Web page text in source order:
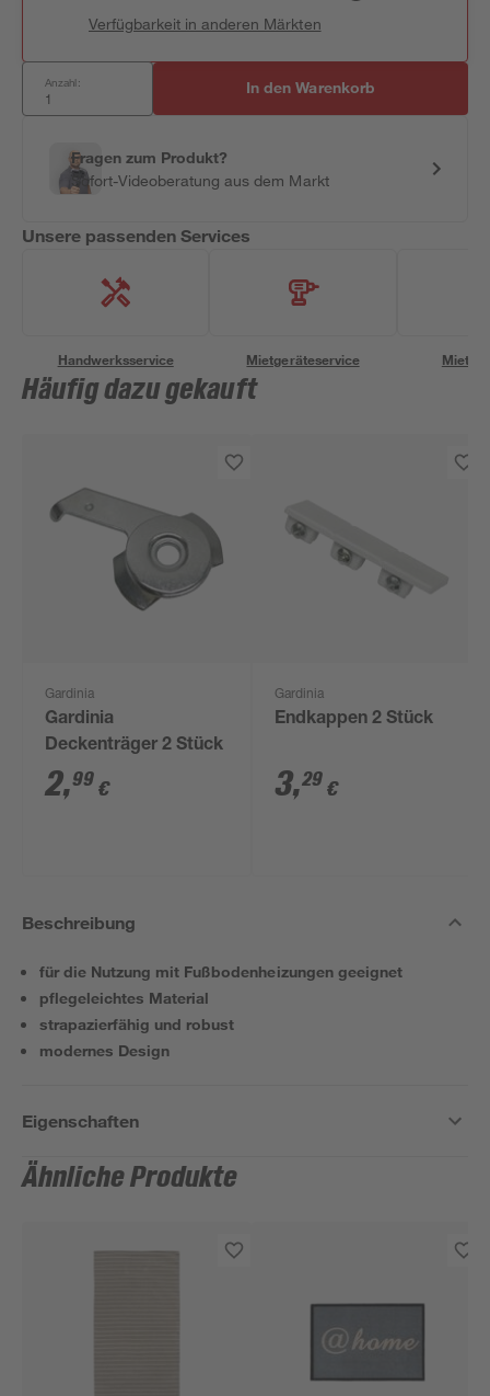
Verfügbarkeit in anderen Märkten
Anzahl: In den Warenkorb
Fragen zum Produkt?
Sofort-Videoberatung aus dem Markt
Unsere passenden Services
Handwerksservice Mietgeräteservice
Häufig dazu gekauft
Gardinia
Gardinia
Deckenträger 2 Stück
2,99 €
Gardinia
Endkappen 2 Stück
3,29 €
Beschreibung
für die Nutzung mit Fußbodenheizungen geeignet
pflegeleichtes Material
strapazierfähig und robust
modernes Design
Eigenschaften
Ähnliche Produkte